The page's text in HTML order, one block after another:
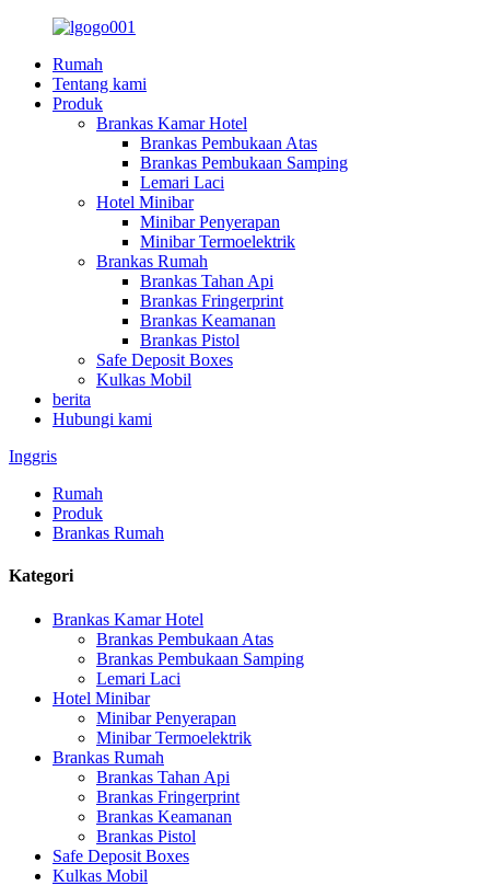
Rumah
Tentang kami
Produk
Brankas Kamar Hotel
Brankas Pembukaan Atas
Brankas Pembukaan Samping
Lemari Laci
Hotel Minibar
Minibar Penyerapan
Minibar Termoelektrik
Brankas Rumah
Brankas Tahan Api
Brankas Fringerprint
Brankas Keamanan
Brankas Pistol
Safe Deposit Boxes
Kulkas Mobil
berita
Hubungi kami
Inggris
Rumah
Produk
Brankas Rumah
Kategori
Brankas Kamar Hotel
Brankas Pembukaan Atas
Brankas Pembukaan Samping
Lemari Laci
Hotel Minibar
Minibar Penyerapan
Minibar Termoelektrik
Brankas Rumah
Brankas Tahan Api
Brankas Fringerprint
Brankas Keamanan
Brankas Pistol
Safe Deposit Boxes
Kulkas Mobil